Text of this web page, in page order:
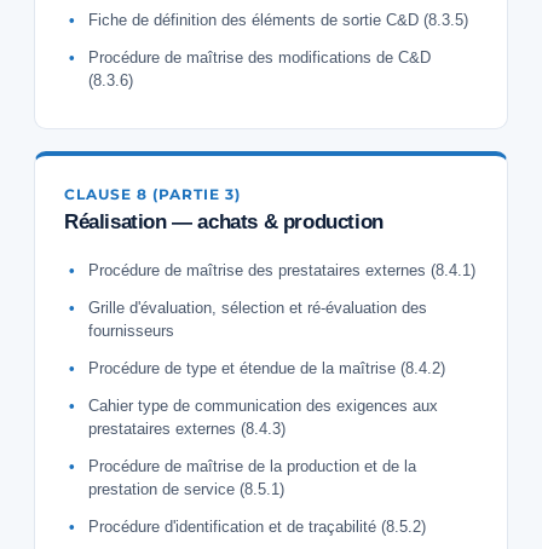
Fiche de définition des éléments de sortie C&D (8.3.5)
Procédure de maîtrise des modifications de C&D
(8.3.6)
CLAUSE 8 (PARTIE 3)
Réalisation — achats & production
Procédure de maîtrise des prestataires externes (8.4.1)
Grille d'évaluation, sélection et ré-évaluation des
fournisseurs
Procédure de type et étendue de la maîtrise (8.4.2)
Cahier type de communication des exigences aux
prestataires externes (8.4.3)
Procédure de maîtrise de la production et de la
prestation de service (8.5.1)
Procédure d'identification et de traçabilité (8.5.2)